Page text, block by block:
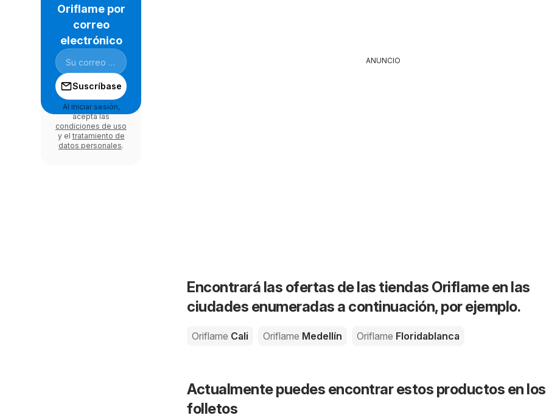
ANUNCIO
Encontrará las ofertas de las tiendas Oriflame en las
ciudades enumeradas a continuación, por ejemplo.
Oriflame Cali Oriflame Medellín Oriflame Floridablanca
Actualmente puedes encontrar estos productos en los
folletos
Oriflame por
correo
electrónico
Suscríbase
Al iniciar sesión,
acepta las
condiciones de uso
y el tratamiento de
datos personales.